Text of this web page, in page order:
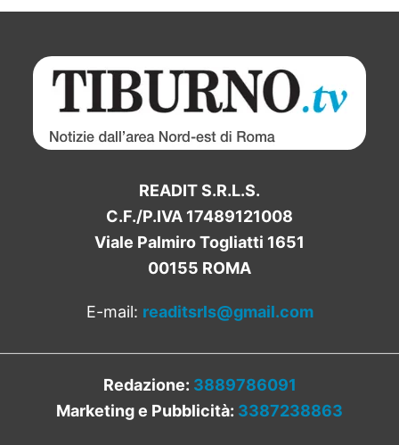
READIT S.R.L.S.
C.F./P.IVA 17489121008
Viale Palmiro Togliatti 1651
00155 ROMA
E-mail: readitsrls@gmail.com
Redazione: 3889786091
Marketing e Pubblicità: 3387238863